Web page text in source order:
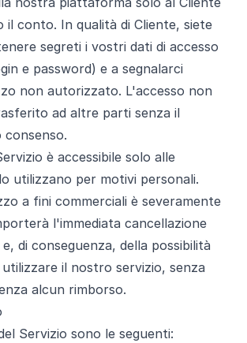
il conto. In qualità di Cliente, siete
segreti i vostri dati di accesso
e password) e a segnalarci
non autorizzato. L'accesso non
ad altre parti senza il
è accessibile solo alle
utilizzano per motivi personali.
a fini commerciali è severamente
l'immediata cancellazione
di conseguenza, della possibilità
utilizzare il nostro servizio, senza
alcun rimborso.
Servizio sono le seguenti: